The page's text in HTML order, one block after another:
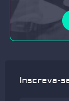
Inscreva-